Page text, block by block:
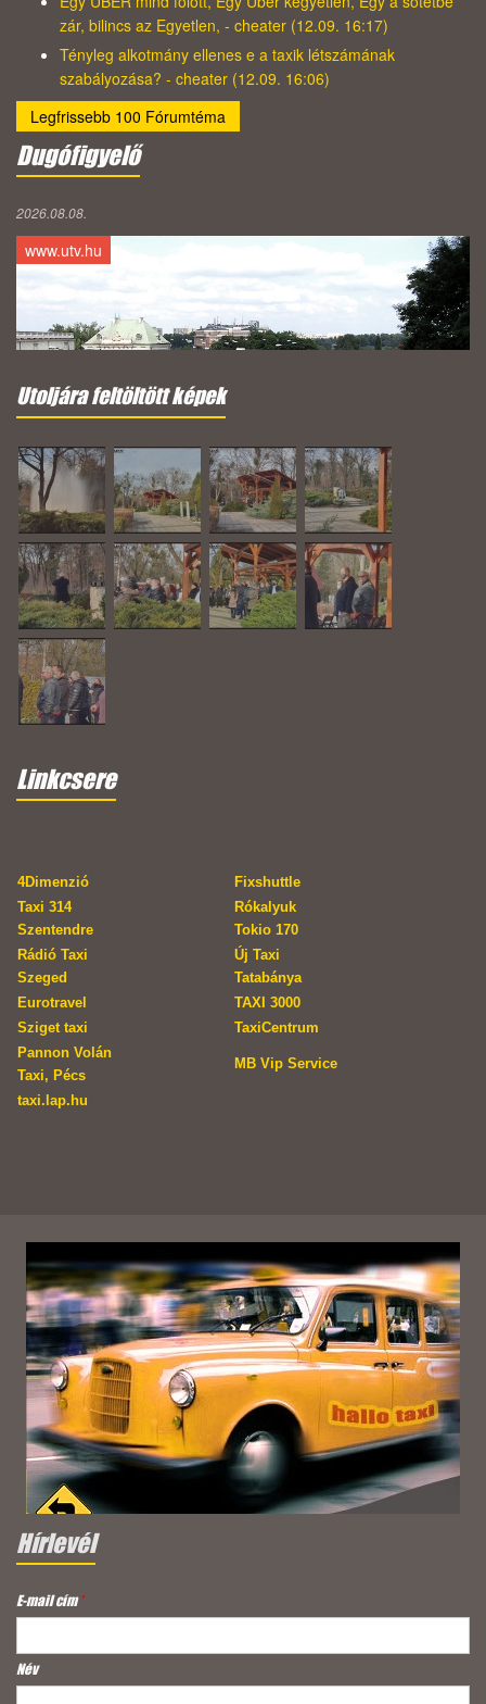
zár, bilincs az Egyetlen, - cheater (12.09. 16:17)
Tényleg alkotmány ellenes e a taxik létszámának
szabályozása? - cheater (12.09. 16:06)
Legfrissebb 100 Fórumtéma
Dugófigyelő
2026.08.08.
www.utv.hu
Utoljára feltöltött képek
Linkcsere
4Dimenzió
Fixshuttle
Taxi 314
Szentendre
Rókalyuk
Tokio 170
Rádió Taxi
Szeged
Új Taxi
Tatabánya
Eurotravel
TAXI 3000
Sziget taxi
TaxiCentrum
Pannon Volán
Taxi, Pécs
MB Vip Service
taxi.lap.hu
Hírlevél
E-mail cím*
Név